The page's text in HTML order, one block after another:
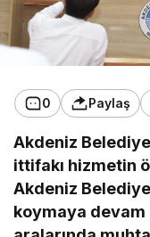
0 Paylaş
Akdeniz
ittifakı hizmetin
Akdeniz
koymaya devam